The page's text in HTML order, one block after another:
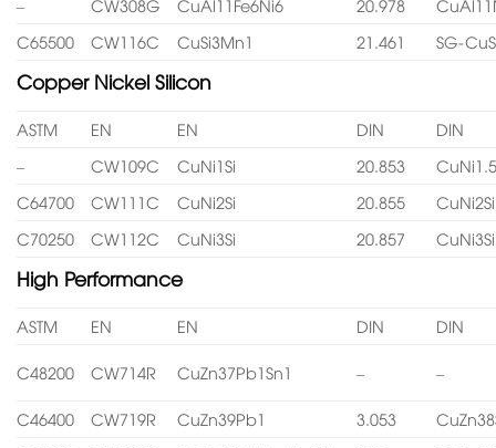
–
CW308G CuAl11Fe6Ni6 20.978
C65500
CW116C CuSi3Mn1 21.461 SG-
Copper Nickel Silicon
ASTM EN EN DIN
DIN
–
CW109C CuNi1Si 20.853
C64700
CW111C CuNi2Si 20.855
CuNi2Si
C70250
CW112C CuNi3Si 20.857 CuNi3Si
High Performance
ASTM EN EN DIN DIN
C48200 CW714R CuZn37Pb1Sn1 – –
C46400 CW719R CuZn39Pb1 3.053